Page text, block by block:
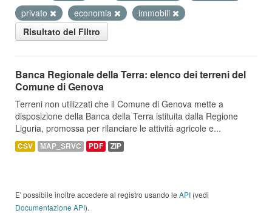
privato
economia
immobili
Risultato del Filtro
Banca Regionale della Terra: elenco dei terreni del
Comune di Genova
Terreni non utilizzati che il Comune di Genova mette a
disposizione della Banca della Terra istituita dalla Regione
Liguria, promossa per rilanciare le attività agricole e...
CSV MAP_SRVC PDF ZIP
E' possibile inoltre accedere al registro usando le API (vedi
Documentazione API).